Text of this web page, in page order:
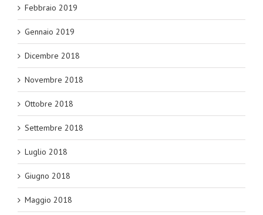
Febbraio 2019
Gennaio 2019
Dicembre 2018
Novembre 2018
Ottobre 2018
Settembre 2018
Luglio 2018
Giugno 2018
Maggio 2018